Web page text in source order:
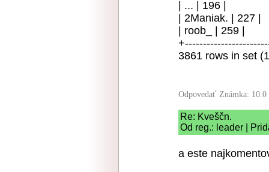
| ... | 196 |
| 2Maniak. | 227 |
| roob_ | 259 |
3861 rows in set
Odpovedať Známka: 10.0
Re: Kveščn.
Od reg.: leader |
a este